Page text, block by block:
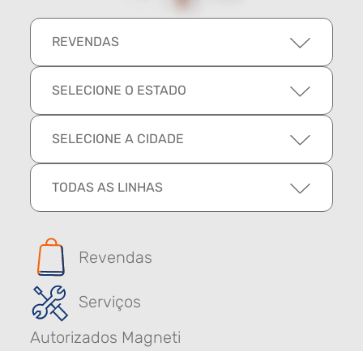
REVENDAS
SELECIONE O ESTADO
SELECIONE A CIDADE
TODAS AS LINHAS
Revendas
Serviços
Autorizados Magneti